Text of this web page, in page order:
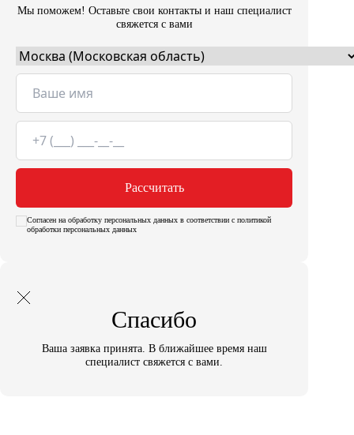
Мы поможем! Оставьте свои контакты и наш специалист
свяжется с вами
Рассчитать
Согласен на обработку персональных данных в соответствии с политикой
обработки персональных данных
Спасибо
Ваша заявка принята. В ближайшее время наш
специалист свяжется с вами.